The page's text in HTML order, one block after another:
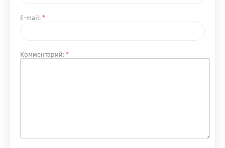
E-mail: *
Комментарий: *